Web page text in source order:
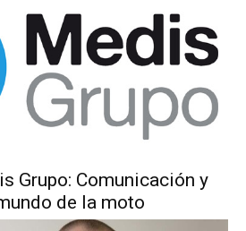
Grupo: Comunicación y
de la moto